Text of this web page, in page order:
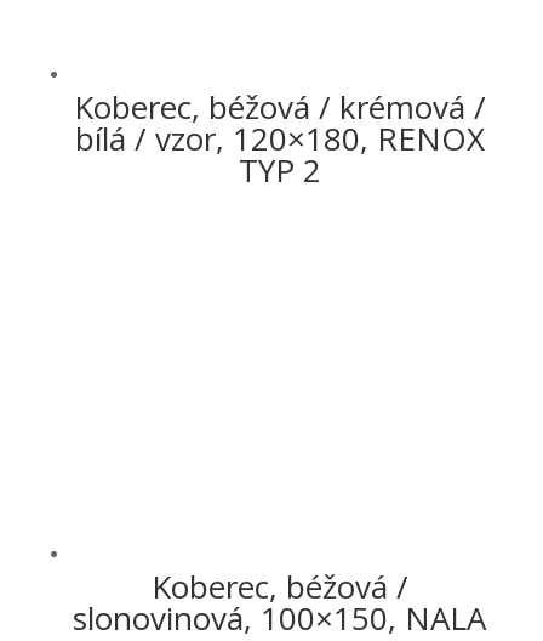
Koberec, béžová / krémová /
bílá / vzor, 120×180, RENOX
TYP 2
Koberec, béžová /
slonovinová, 100×150, NALA